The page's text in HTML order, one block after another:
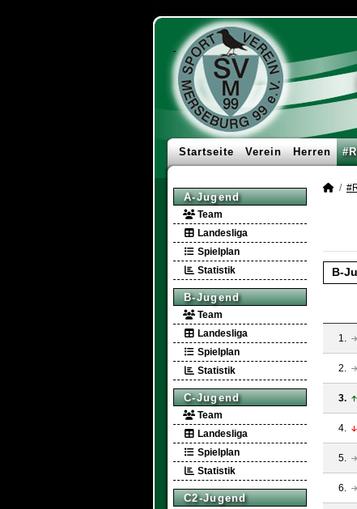
Startseite Verein Herren
A-Jugend
Team
Landesliga
Spielplan
Statistik
B-Jugend
Team
Landesliga
Spielplan
Statistik
C-Jugend
Team
Landesliga
Spielplan
Statistik
C2-Jugend
B-
1.
2.
3.
4.
5.
6.